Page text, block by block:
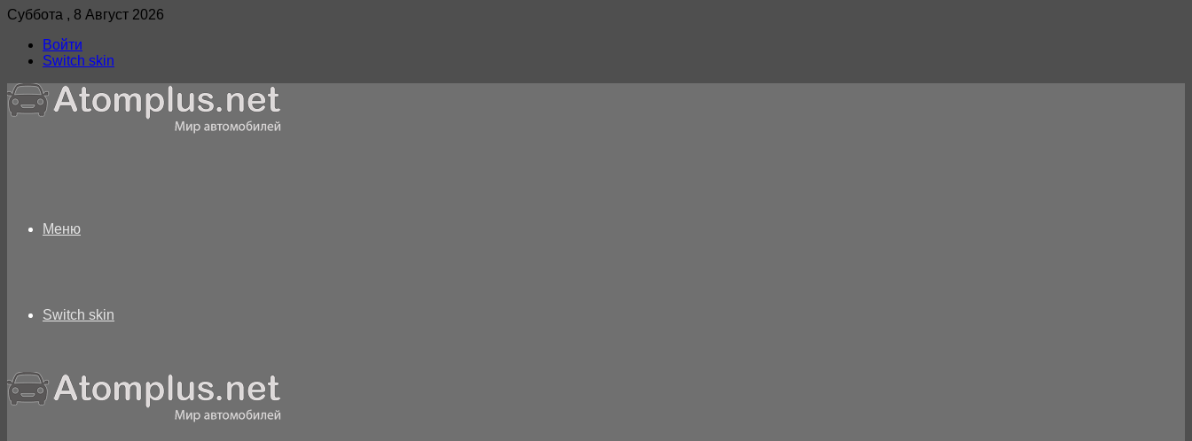
Суббота , 8 Август 2026
Войти
Switch skin
Меню
Switch skin